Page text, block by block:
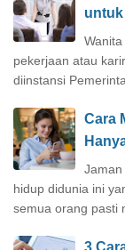
untuk
pekerjaan atau
diinstansi
Cara
Jaman
hidup didunia ini
semua orang pasti
3